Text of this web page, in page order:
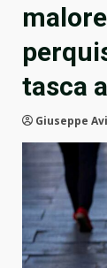
tasca
Giuseppe